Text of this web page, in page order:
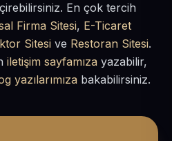
En çok tercih
Firma Sitesi, E-Ticaret
Sitesi ve Restoran Sitesi.
iletişim sayfamıza yazabilir,
yazılarımıza bakabilirsiniz.